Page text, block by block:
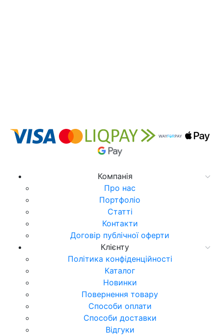
Компанія
Про нас
Портфоліо
Статті
Контакти
Договір публічної оферти
Клієнту
Політика конфіденційності
Каталог
Новинки
Повернення товару
Способи оплати
Способи доставки
Відгуки